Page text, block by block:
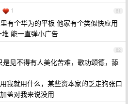
81
1
有个华为的平板 他家有个类似快应用
能一直弹小广告
82
是见不得有人美化苦难，歌功颂德，舔
我就用什么，某些资本家的乏走狗张口
盖对我来说没用